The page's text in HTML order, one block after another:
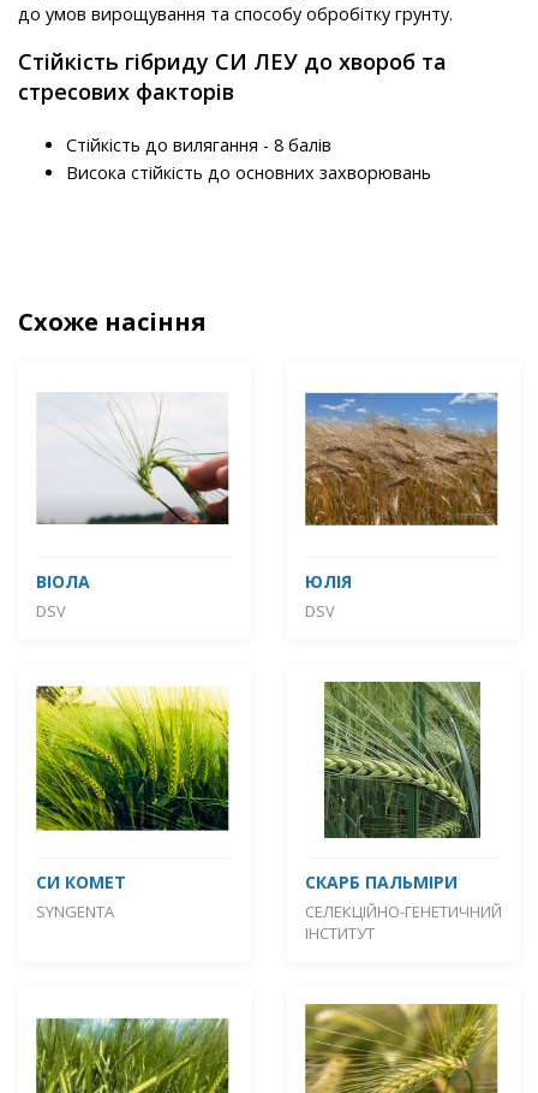
до умов вирощування та способу обробітку грунту.
Стійкість гібриду СИ ЛЕУ до хвороб та
стресових факторів
Стійкість до вилягання - 8 балів
Висока стійкість до основних захворювань
Схоже насіння
ВІОЛА
DSV
ЮЛІЯ
DSV
СИ КОМЕТ
SYNGENTA
СКАРБ ПАЛЬМІРИ
СЕЛЕКЦІЙНО-ГЕНЕТИЧНИЙ
ІНСТИТУТ